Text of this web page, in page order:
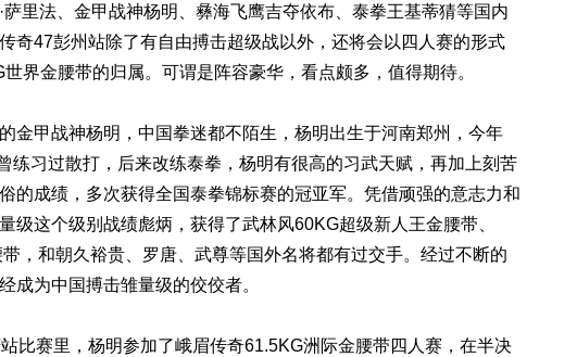
萨里法、金甲战神杨明、彝海飞鹰吉夺依布、泰拳王基蒂猜等国内
奇47彭州站除了有自由搏击超级战以外，还将会以四人赛的形式
界金腰带的归属。可谓是阵容豪华，看点颇多，值得期待。
金甲战神杨明，中国拳迷都不陌生，杨明出生于河南郑州，今年
练习过散打，后来改练泰拳，杨明有很高的习武天赋，再加上刻苦
的成绩，多次获得全国泰拳锦标赛的冠亚军。凭借顽强的意志力和
级这个级别战绩彪炳，获得了武林风60KG超级新人王金腰带、
带，和朝久裕贵、罗唐、武尊等国外名将都有过交手。经过不断的
成为中国搏击雏量级的佼佼者。
比赛里，杨明参加了峨眉传奇61.5KG洲际金腰带四人赛，在半决